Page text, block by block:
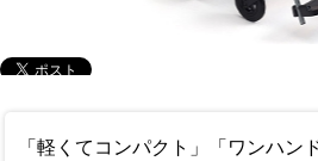
「軽くてコンパクト」「ワンハン